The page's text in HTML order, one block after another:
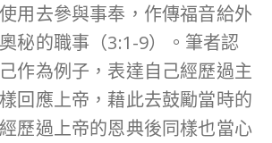
用去參與事奉，作傳福音給外
秘的職事（3:1-9）。筆者認
作為例子，表達自己經歷過主
回應上帝，藉此去鼓勵當時的
歷過上帝的恩典後同樣也當心